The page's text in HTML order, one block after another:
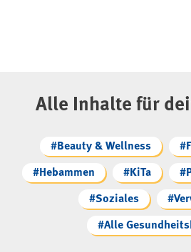
Alle Inhalte für
#Beauty & Wellness
#Hebammen
#KiTa
#Soziales
#Alle